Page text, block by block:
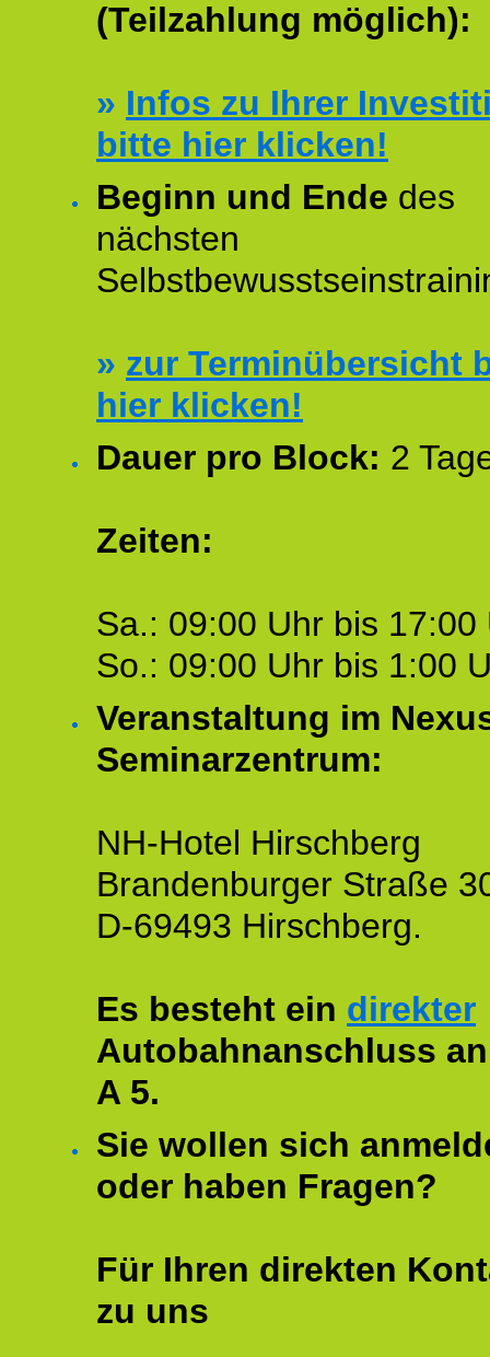
(Teilzahlung möglich):
» Infos zu Ihrer
bitte hier klicken!
Beginn und Ende des
nächsten
» zur Terminübersicht
hier klicken!
Dauer pro Block: 2
Zeiten:
Sa.: 09:00 Uhr bis 17:00
So.: 09:00 Uhr bis 1:00
Veranstaltung im
Seminarzentrum:
NH-Hotel Hirschberg
Brandenburger Straße
D-69493 Hirschberg.
Es besteht ein direkter
Autobahnanschluss
A 5.
Sie wollen sich
oder haben Fragen?
Für Ihren direkten
zu uns